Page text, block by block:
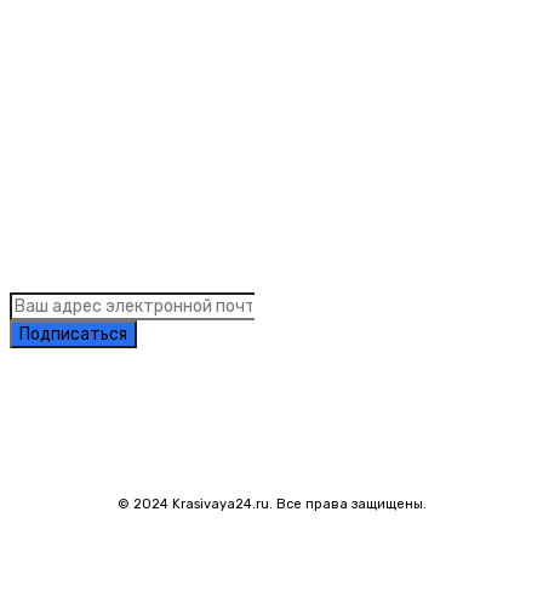
Подписаться
© 2024 Krasivaya24.ru. Все права защищены.